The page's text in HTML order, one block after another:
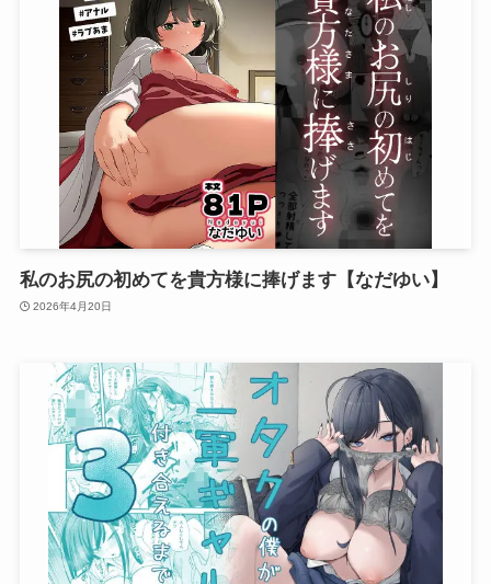
私のお尻の初めてを貴方様に捧げます【なだゆい】
2026年4月20日